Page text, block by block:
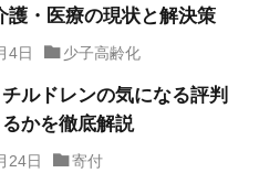
護・医療の現状と解決策
4日 少子高齢化
ルドレンの気になる評判
かを徹底解説
24日 寄付